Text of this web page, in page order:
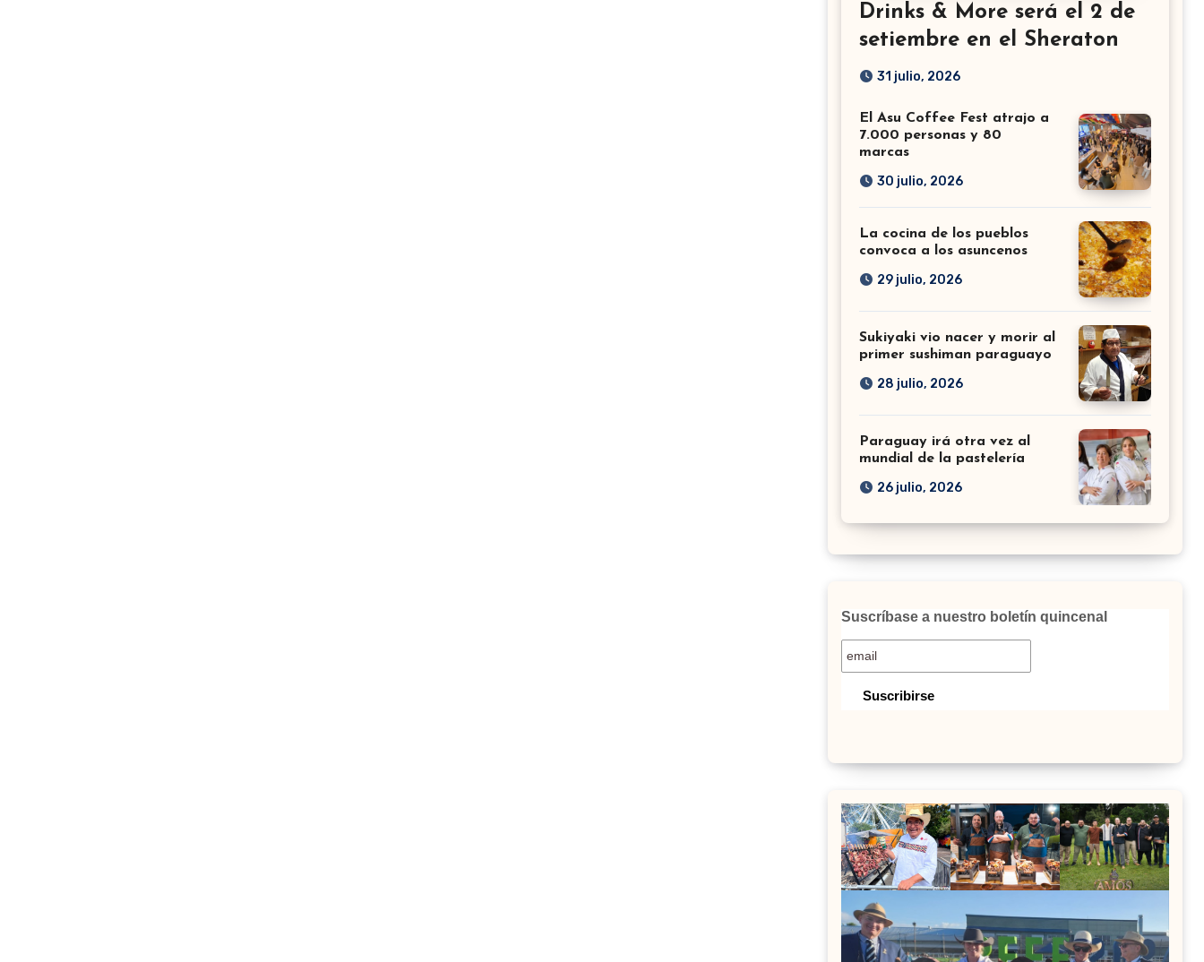
Drinks & More será el 2 de
setiembre en el Sheraton
31 julio, 2026
El Asu Coffee Fest atrajo a
7.000 personas y 80
marcas
30 julio, 2026
La cocina de los pueblos
convoca a los asuncenos
29 julio, 2026
Sukiyaki vio nacer y morir al
primer sushiman paraguayo
28 julio, 2026
Paraguay irá otra vez al
mundial de la pastelería
26 julio, 2026
Suscríbase a nuestro boletín quincenal